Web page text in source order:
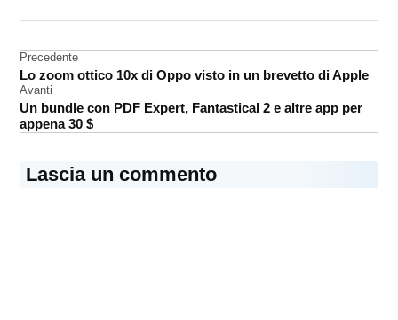
Jeff
Williams
Navigazione
articoli
Precedente
Lo zoom ottico 10x di Oppo visto in un brevetto di Apple
Avanti
Un bundle con PDF Expert, Fantastical 2 e altre app per
appena 30 $
Lascia un commento